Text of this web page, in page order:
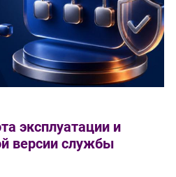
эксплуатации и
версии службы